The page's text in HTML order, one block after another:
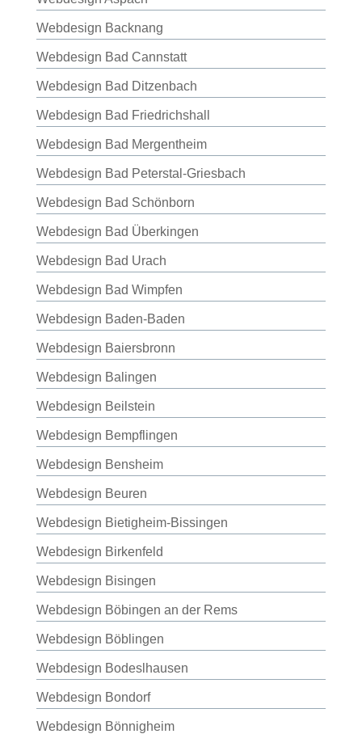
Webdesign Backnang
Webdesign Bad Cannstatt
Webdesign Bad Ditzenbach
Webdesign Bad Friedrichshall
Webdesign Bad Mergentheim
Webdesign Bad Peterstal-Griesbach
Webdesign Bad Schönborn
Webdesign Bad Überkingen
Webdesign Bad Urach
Webdesign Bad Wimpfen
Webdesign Baden-Baden
Webdesign Baiersbronn
Webdesign Balingen
Webdesign Beilstein
Webdesign Bempflingen
Webdesign Bensheim
Webdesign Beuren
Webdesign Bietigheim-Bissingen
Webdesign Birkenfeld
Webdesign Bisingen
Webdesign Böbingen an der Rems
Webdesign Böblingen
Webdesign Bodeslhausen
Webdesign Bondorf
Webdesign Bönnigheim